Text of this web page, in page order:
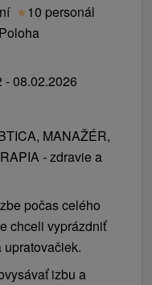
★10 personál
- 08.02.2026
MANAŽÉR,
- zdravie a
počas celého
chceli vyprázdniť
izbu a